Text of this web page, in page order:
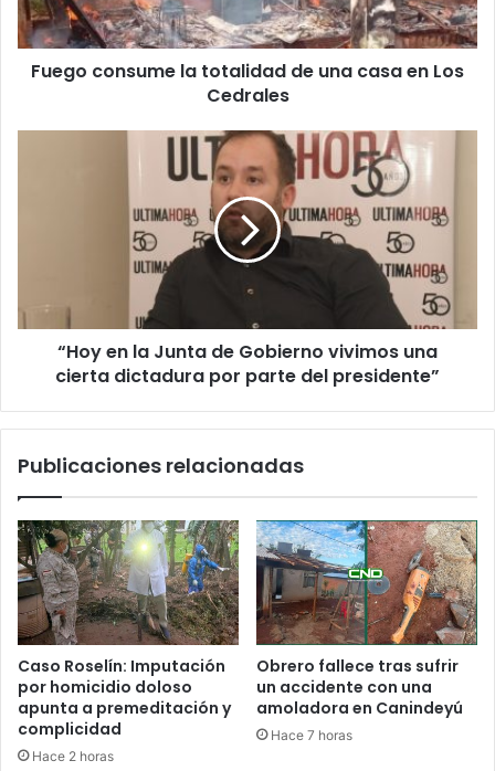
Fuego consume la totalidad de una casa en Los
Cedrales
“Hoy en la Junta de Gobierno vivimos una
cierta dictadura por parte del presidente”
Publicaciones relacionadas
Caso Roselín: Imputación
por homicidio doloso
apunta a premeditación y
complicidad
Hace 2 horas
Obrero fallece tras sufrir
un accidente con una
amoladora en Canindeyú
Hace 7 horas